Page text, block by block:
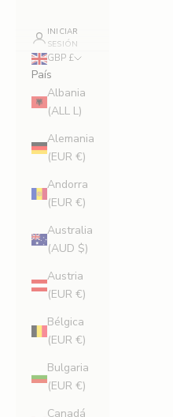
INICIAR
SESIÓN
GBP £
País
Albania
(ALL L)
Alemania
(EUR €)
Andorra
(EUR €)
Australia
(AUD $)
Austria
(EUR €)
Bélgica
(EUR €)
Bulgaria
(EUR €)
Canadá